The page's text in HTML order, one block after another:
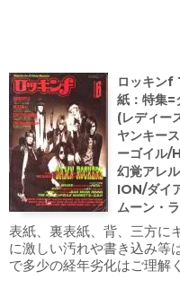
ロッキンf
紙：特集=
(レディー
ヤンキー
ーゴイル
幻覚アレ
ION/ダイ
ムーン・
表紙、裏表紙、背、三方に
に激しい汚れや書き込み等
で多少の経年劣化はご理解